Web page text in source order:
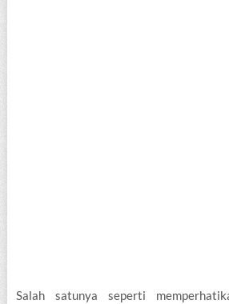
Salah satunya seperti